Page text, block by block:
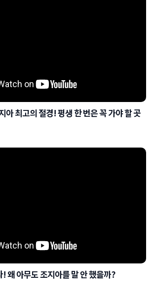
아 최고의 절경! 평생 한 번은 꼭 가야 할 곳
왜 아무도 조지아를 말 안 했을까?